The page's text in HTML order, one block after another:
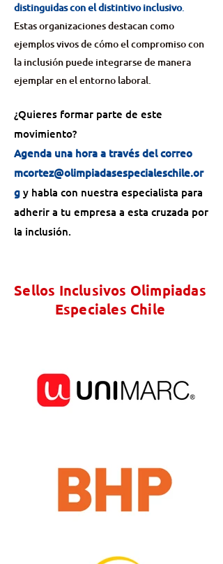
distinguidas con el distintivo inclusivo.
Estas organizaciones destacan como
ejemplos vivos de cómo el compromiso con
la inclusión puede integrarse de manera
ejemplar en el entorno laboral.
¿Quieres formar parte de este
movimiento?
Agenda una hora a través del correo
mcortez@olimpiadasespecialeschile.or
g y habla con nuestra especialista para
adherir a tu empresa a esta cruzada por
la inclusión.
Sellos Inclusivos Olimpiadas
Especiales Chile